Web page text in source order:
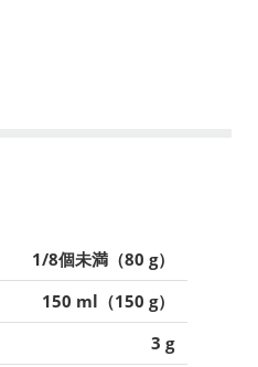
1/8個未満（80 g）
150 ml（150 g）
3 g